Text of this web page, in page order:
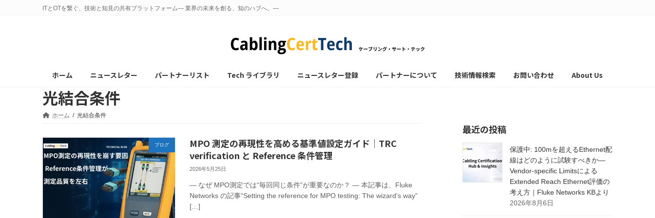
ITとOTを繋ぐ、技術と知見の共有プラットフォーム— 業界の未来を創る、知のハブへ。—
ホーム ニュースレター パートナーリスト Tech ライブラリ ニュースレター登録 パートナーについて 技術情報検索 お問い合わせ About Us
光結合条件
ホーム 光結合条件
ブログ
MPO 測定の再現性を高める基準値設定ガイド｜TRC
verification と Reference 条件管理
2026年5月25日
— なぜ MPO測定では“毎回同じ条件”が重要なのか？ — 本記事は、Fluke
Networks の記事“Setting the reference for MPO testing: The wizard’s way”
[…]
最近の投稿
保護中: 100mを超えるEthernet配
線はどのように試験すべきか―
Vendor-specific Limitsによる
Extended Reach Ethernet評価の
考え方｜Fluke Networks KBより
2026年8月6日